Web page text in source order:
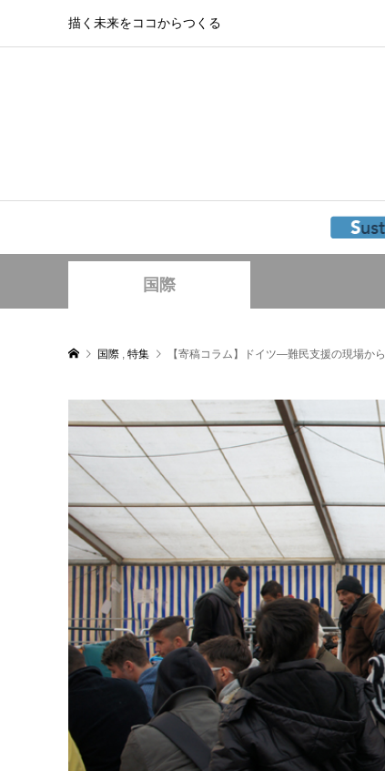
描く未来をココからつくる
国際
国際 , 特集 【寄稿コラム】ドイツ―難民支援の現場